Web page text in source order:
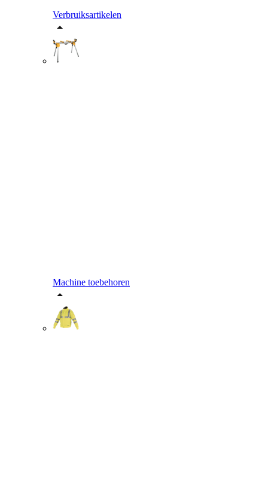
Verbruiksartikelen
Machine toebehoren